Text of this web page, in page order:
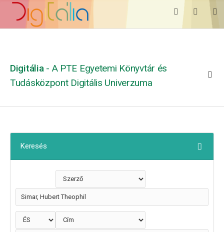
Digitália - A PTE Egyetemi Könyvtár és
Tudásközpont Digitális Univerzuma
Keresés